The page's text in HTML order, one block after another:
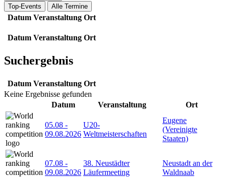
Top-Events
Alle Termine
Datum Veranstaltung Ort
Datum Veranstaltung Ort
Suchergebnis
Datum Veranstaltung Ort
Keine Ergebnisse gefunden
Datum
Veranstaltung Ort
05.08 -
09.08.2026
U20-
Weltmeisterschaften
Eugene
(Vereinigte
Staaten)
07.08 -
09.08.2026
38. Neustädter
Läufermeeting
Neustadt an der
Waldnaab